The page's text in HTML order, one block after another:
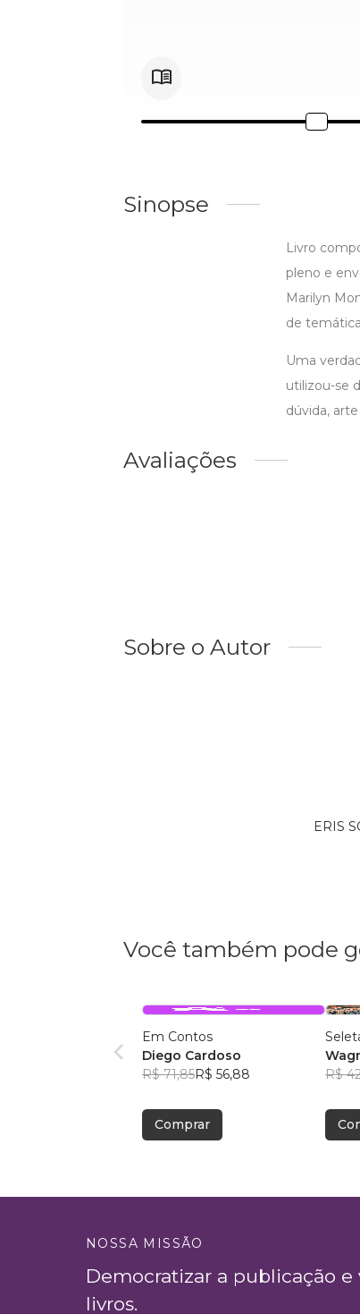
Sinopse
Livro
pleno e
Marilyn
de
Uma
utilizou-se
dúvida,
Avaliações
Sobre o Autor
ERIS
Você também pode
Em Contos
Diego Cardoso
R$ 71,85R$ 56,88
Comprar
R$
NOSSA MISSÃO
Democratizar a publicação e
livros.